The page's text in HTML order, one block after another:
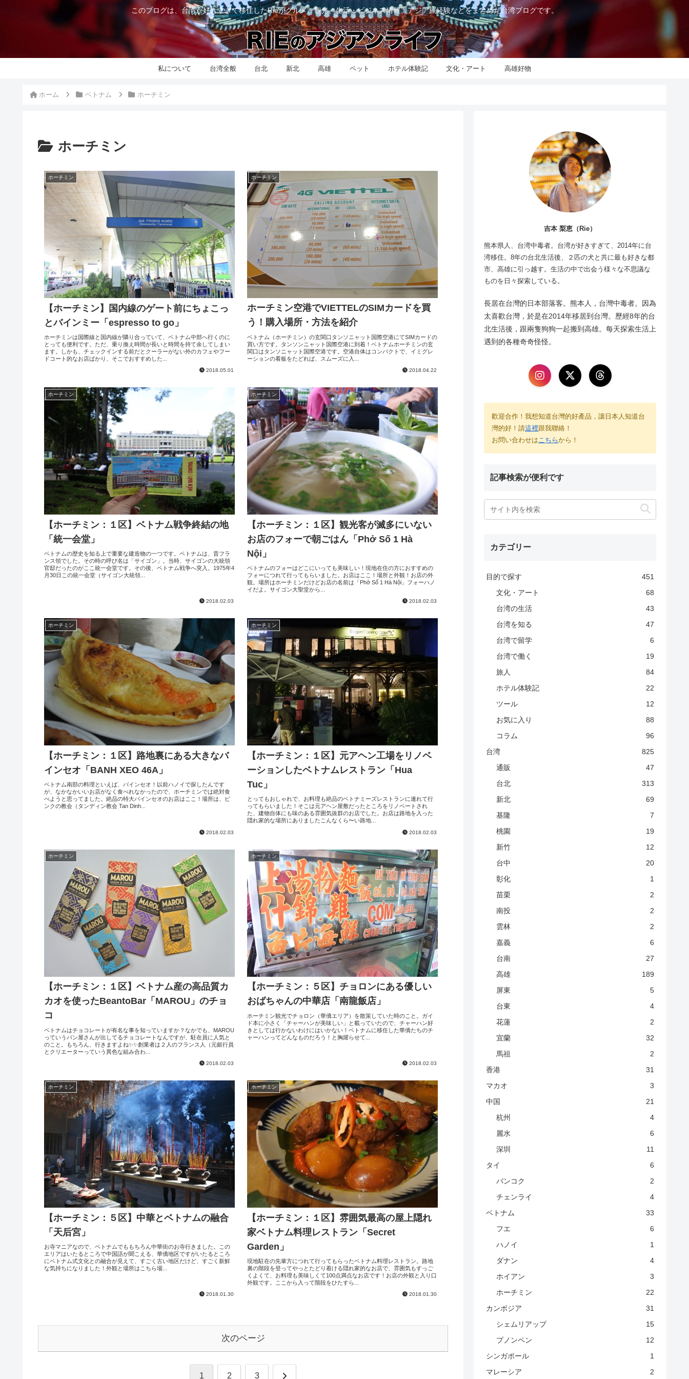
このブログは、台湾が好きすぎて移住したRieがグルメ、観光、生活・ビジネス情報、アジア旅経験などをまとめた台湾ブログです。
私について 台湾全般 台北 新北 高雄 ペット ホテル体験記 文化・アート 高雄好物
ホーム ベトナム ホーチミン
ホーチミン
ホーチミン
【ホーチミン】国内線のゲート前にちょこっ
とバインミー「espresso to go」
ホーチミンは国際線と国内線が隣り合っていて、ベトナム中部へ行くのに
とっても便利です。ただ、乗り換え時間が長いと時間を持て余してしまい
ます。しかも、チェックインする前だとクーラーがない外のカフェやフー
ドコート的なお店ばかり、そこでおすすめした...
2018.05.01
ホーチミン
ホーチミン空港でVIETTELのSIMカードを買
う！購入場所・方法を紹介
ベトナム（ホーチミン）の玄関口タンソニャット国際空港にてSIMカードの
買い方です。タンソンニャット国際空港に到着！ベトナムホーチミンの玄
関口はタンソニャット国際空港です。空港自体はコンパクトで、イミグレ
ーションの看板をたどれば、スムーズに入...
2018.04.22
ホーチミン
【ホーチミン：１区】ベトナム戦争終結の地
「統一会堂」
ベトナムの歴史を知る上で重要な建造物の一つです。ベトナムは、昔フラ
ンス領でした。その時の呼び名は「サイゴン」。当時、サイゴンの大統領
官邸だったのがここ統一会堂です。その後、ベトナム戦争へ突入。1975年4
月30日この統一会堂（サイゴン大統領...
2018.02.03
ホーチミン
【ホーチミン：１区】観光客が滅多にいない
お店のフォーで朝ごはん「Phở Số 1 Hà
Nội」
ベトナムのフォーはどこにいっても美味しい！現地在住の方におすすめの
フォーにつれて行ってもらいました。お店はここ！場所と外観！お店の外
観。場所はホーチミンだけどお店の名前は「Phở Số 1 Hà Nội」フォーハノ
イだよ。サイゴン大聖堂から...
2018.02.03
ホーチミン
【ホーチミン：１区】路地裏にある大きなバ
インセオ「BANH XEO 46A」
ベトナム南部の料理といえば、バインセオ！以前ハノイで探したんです
が、なかなかいいお店がなく食べれなかったので、ホーチミンでは絶対食
べようと思ってました。絶品の特大バインセオのお店はここ！場所は、ピ
ンクの教会（タンディン教会 Tan Dinh...
2018.02.03
ホーチミン
【ホーチミン：１区】元アヘン工場をリノベ
ーションしたベトナムレストラン「Hua
Tuc」
とってもおしゃれで、お料理も絶品のベトナミーズレストランに連れて行
ってもらいました！そこは元アヘン屋敷だったところをリノベートされ
た、建物自体にも味のある雰囲気抜群のお店でした。お店は路地を入った
隠れ家的な場所にありましたこんなくら〜い路地...
2018.02.03
ホーチミン
【ホーチミン：１区】ベトナム産の高品質カ
カオを使ったBeantoBar「MAROU」のチョ
コ
ベトナムはチョコレートが有名な事を知っていますか？なかでも、MAROU
っていうパン屋さんが出してるチョコレートなんですが、駐在員に人気と
のこと。もちろん、行きますよね✨✨創業者は２人のフランス人（元銀行員
とクリエーターっていう異色な組み合わ...
2018.02.03
ホーチミン
【ホーチミン：５区】チョロンにある優しい
おばちゃんの中華店「南龍飯店」
ホーチミン観光でチョロン（華僑エリア）を散策していた時のこと。ガイ
ド本に小さく「チャーハンが美味しい」と載っていたので、チャーハン好
きとしては行かないわけにはいかない！ベトナムに移住した華僑たちのチ
ャーハンってどんなものだろう！と胸躍らせて...
2018.02.03
ホーチミン
【ホーチミン：５区】中華とベトナムの融合
「天后宮」
お寺マニアなので、ベトナムでももちろん中華街のお寺行きました。この
エリアはいたるところで中国語が聞こえる、華僑地区ですがいたるところ
にベトナム式文化との融合が見えて、すごく古い地区だけど、すごく新鮮
な気持ちになりました！外観と場所はこちら場...
2018.01.30
ホーチミン
【ホーチミン：１区】雰囲気最高の屋上隠れ
家ベトナム料理レストラン「Secret
Garden」
現地駐在の先輩方につれて行ってもらったベトナム料理レストラン。路地
裏の階段を登ってやっとたどり着ける隠れ家的なお店で、雰囲気もすっご
くよくて、お料理も美味しくて100点満点なお店です！お店の外観と入り口
外観です。ここから入って階段をひたすら...
2018.01.30
次のページ
1 2 3 次
吉本 梨恵（Rie）
熊本県人、台湾中毒者。台湾が好きすぎて、2014年に台
湾移住。8年の台北生活後、２匹の犬と共に最も好きな都
市、高雄に引っ越す。生活の中で出会う様々な不思議な
ものを日々探索している。
長居在台灣的日本部落客。熊本人，台灣中毒者。因為
太喜歡台灣，於是在2014年移居到台灣。歷經8年的台
北生活後，跟兩隻狗狗一起搬到高雄。每天探索生活上
遇到的各種奇奇怪怪。
歡迎合作！我想知道台灣的好產品，讓日本人知道台
灣的好！請這裡跟我聯絡！
お問い合わせはこちらから！
記事検索が便利です
カテゴリー
目的で探す
451
文化・アート
68
台湾の生活
43
台湾を知る
47
台湾で留学
6
台湾で働く
19
旅人
84
ホテル体験記
22
ツール
12
お気に入り
88
コラム
96
台湾
825
通販
47
台北
313
新北
69
基隆
7
桃園
19
新竹
12
台中
20
彰化
1
苗栗
2
南投
2
雲林
2
嘉義
6
台南
27
高雄
189
屏東
5
台東
4
花蓮
2
宜蘭
32
馬祖
2
香港
31
マカオ
3
中国
21
杭州
4
麗水
6
深圳
11
タイ
6
バンコク
2
チェンライ
4
ベトナム
33
フエ
6
ハノイ
1
ダナン
4
ホイアン
3
ホーチミン
22
カンボジア
31
シェムリアップ
15
プノンペン
12
シンガポール
1
マレーシア
2